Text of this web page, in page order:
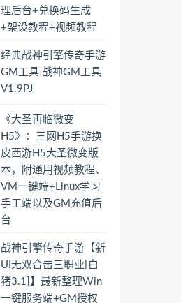
理后台+兑换码生成
+架设教程+视频教程
经典战神引擎传奇手游
GM工具 战神GM工具
V1.9PJ
《大圣再临微变
H5》：三网H5手游换
皮西游H5大圣微变版
本，附通用视频教程、
VM一键端+Linux学习
手工端以及GM充值后
台
战神引擎传奇手游【新
UI无双合击三职业[白
猪3.1]】最新整理Win
一键服务端+GM授权